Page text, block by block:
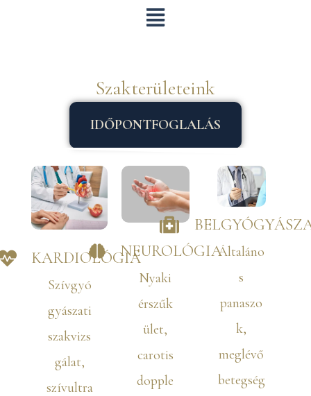
Szakterületeink
IDŐPONTFOGLALÁS
KARDIOLÓGIA
Szívgyó
gyászati
szakvizs
gálat,
szívultra
NEUROLÓGIA
Nyaki
érszűk
ület,
carotis
dopple
Általáno
s
panaszo
k,
meglévő
betegség